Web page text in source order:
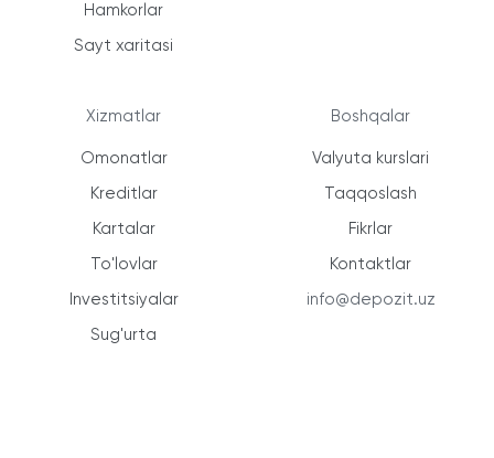
Hamkorlar
Sayt xaritasi
Xizmatlar
Omonatlar
Kreditlar
Kartalar
To'lovlar
Investitsiyalar
Sug'urta
Boshqalar
Valyuta kurslari
Taqqoslash
Fikrlar
Kontaktlar
info@depozit.uz